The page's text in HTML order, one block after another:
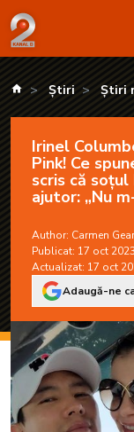
Irinel Columbeanu
kanald.ro
Știri Știri
Irinel
Pink! Ce
scris că
ajutor: „Nu
Author: Carmen
Publicat: 17 oct 2023
Actualizat: 17 oct
Adaugă-ne